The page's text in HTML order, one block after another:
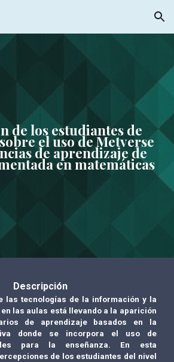
Skip to navigation
de los estudiantes de
el uso de Metverse
de aprendizaje de
en matemáticas
Descripción
las tecnologías de la información y la
las aulas está llevando a la aparición
de aprendizaje basados ​​en la
donde se incorpora el uso de
para la enseñanza. En esta
de los estudiantes del nivel